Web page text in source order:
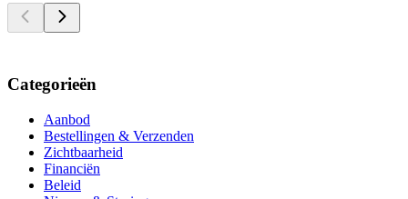
Categorieën
Aanbod
Bestellingen & Verzenden
Zichtbaarheid
Financiën
Beleid